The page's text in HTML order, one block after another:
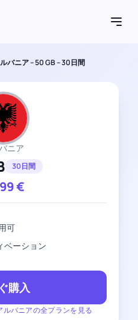
バニア – 50 GB – 30日間
ニア
30日間
€
ルバニアの全プランを見る
可
ベーション
購入